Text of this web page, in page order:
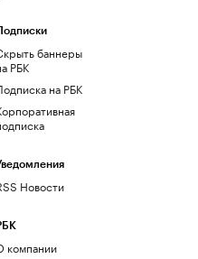
Подписки
баннеры
РБК
на РБК
Новости
компании